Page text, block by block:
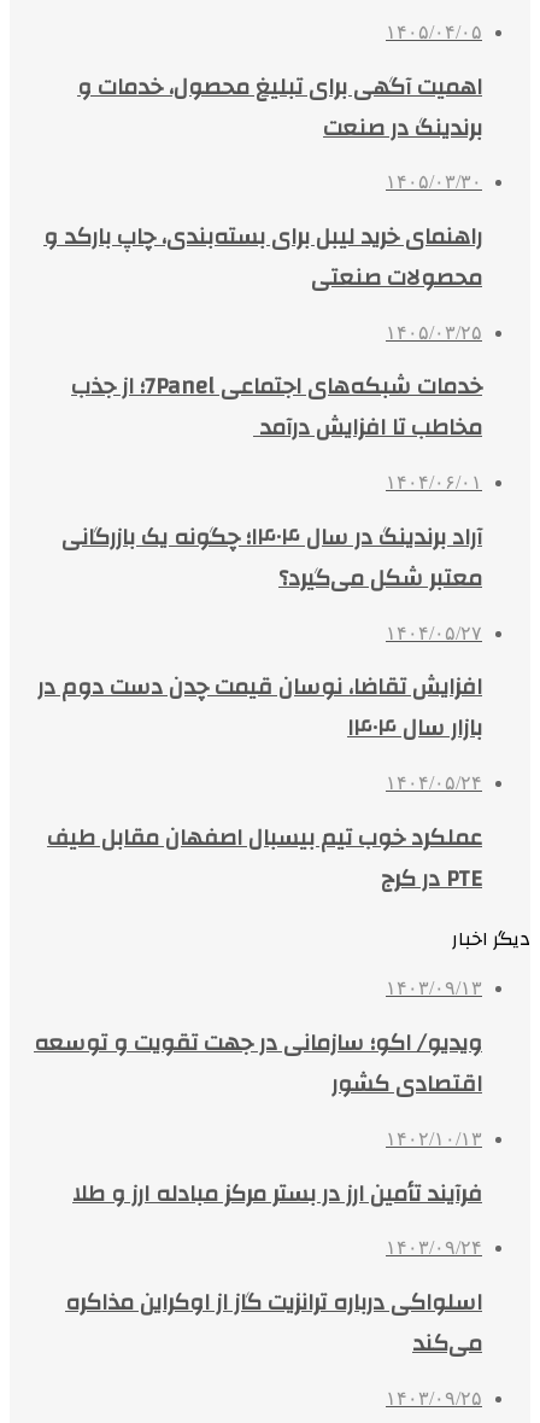
۱۴۰۵/۰۴/۰۵
اهمیت آگهی برای تبلیغ محصول، خدمات و
برندینگ در صنعت
۱۴۰۵/۰۳/۳۰
راهنمای خرید لیبل برای بسته‌بندی، چاپ بارکد و
محصولات صنعتی
۱۴۰۵/۰۳/۲۵
خدمات شبکه‌های اجتماعی 7Panel؛ از جذب
مخاطب تا افزایش درآمد
۱۴۰۴/۰۶/۰۱
آراد برندینگ در سال ۱۴۰۴؛ چگونه یک بازرگانی
معتبر شکل می‌گیرد؟
۱۴۰۴/۰۵/۲۷
افزایش تقاضا، نوسان قیمت چدن دست دوم در
بازار سال ۱۴۰۴
۱۴۰۴/۰۵/۲۴
عملکرد خوب تیم بیسبال اصفهان مقابل طیف
PTE در کرج
دیگر اخبار
۱۴۰۳/۰۹/۱۳
ویدیو/ اکو؛ سازمانی در جهت تقویت و توسعه
اقتصادی کشور
۱۴۰۲/۱۰/۱۳
فرآیند تأمین ارز در بستر مرکز مبادله ارز و طلا
۱۴۰۳/۰۹/۲۴
اسلواکی درباره ترانزیت گاز از اوکراین مذاکره
می‌کند
۱۴۰۳/۰۹/۲۵